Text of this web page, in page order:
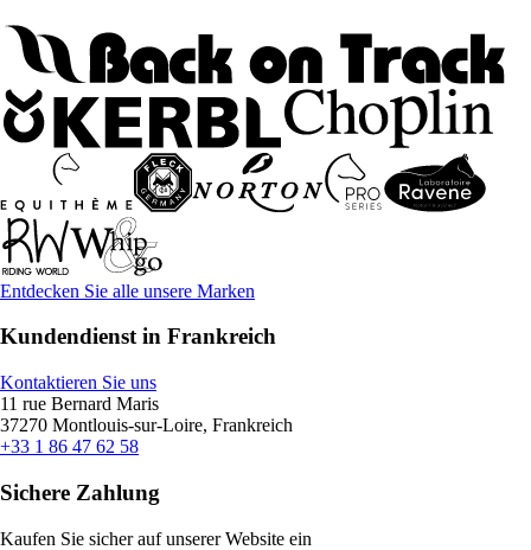
Entdecken Sie alle unsere Marken
Kundendienst in Frankreich
Kontaktieren Sie uns
11 rue Bernard Maris
37270 Montlouis-sur-Loire, Frankreich
+33 1 86 47 62 58
Sichere Zahlung
Kaufen Sie sicher auf unserer Website ein